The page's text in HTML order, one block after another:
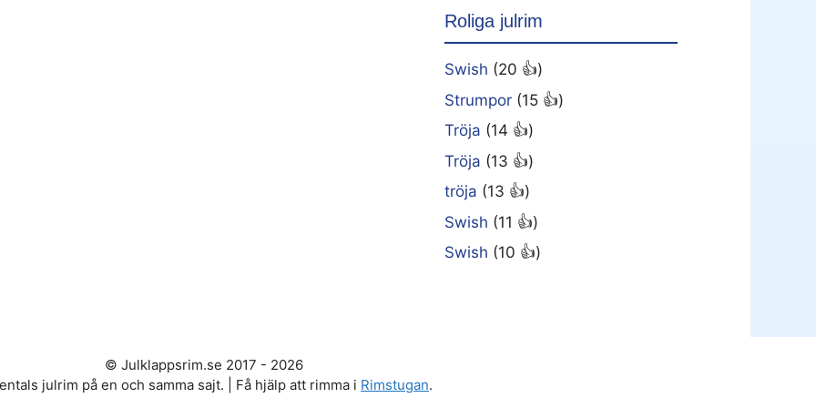
Roliga julrim
Swish (20 👍)
Strumpor (15 👍)
Tröja (14 👍)
Tröja (13 👍)
tröja (13 👍)
Swish (11 👍)
Swish (10 👍)
© Julklappsrim.se 2017 - 2026
julrim på en och samma sajt. | Få hjälp att rimma i Rimstugan.